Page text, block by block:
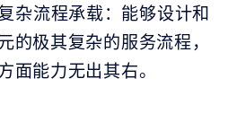
流程承载：能够设计和
的极其复杂的服务流程，
面能力无出其右。